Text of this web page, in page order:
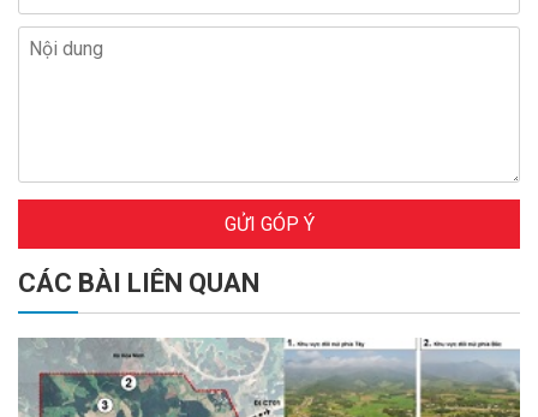
GỬI GÓP Ý
CÁC BÀI LIÊN QUAN